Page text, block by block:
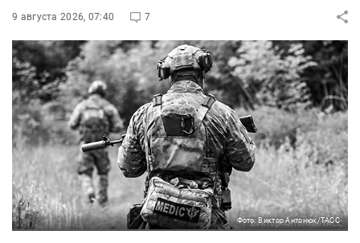
9 августа 2026, 07:40 7
Фото: Виктор Антонюк/ТАСС